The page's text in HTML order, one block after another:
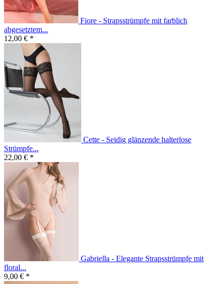
Fiore - Strapsstrümpfe mit farblich
abgesetztem...
12,00 € *
Cette - Seidig glänzende halterlose
Strümpfe...
22,00 € *
Gabriella - Elegante Strapsstrümpfe mit
floral...
9,00 € *